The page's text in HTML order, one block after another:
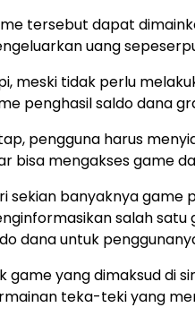
tersebut dapat
uang
meski tidak perlu
penghasil saldo dana
pengguna harus
bisa mengakses game
sekian banyaknya game
salah
dana untuk
game yang dimaksud di
teka-teki yang